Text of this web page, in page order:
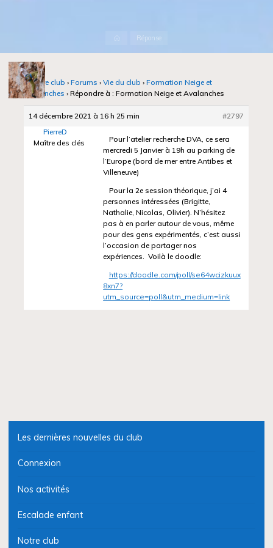
AccueilRéponse
Notre club › Forums › Vie du club › Formation Neige et
Avalanches › Répondre à : Formation Neige et Avalanches
14 décembre 2021 à 16 h 25 min
#2797
PierreD
Maître des clés
Pour l’atelier recherche DVA, ce sera
mercredi 5 Janvier à 19h au parking de
l’Europe (bord de mer entre Antibes et
Villeneuve)
Pour la 2e session théorique, j’ai 4
personnes intéressées (Brigitte,
Nathalie, Nicolas, Olivier). N’hésitez
pas à en parler autour de vous, même
pour des gens expérimentés, c’est aussi
l’occasion de partager nos
expériences. Voilà le doodle:
https://doodle.com/poll/se64wcizkuux
8xn7?
utm_source=poll&utm_medium=link
Les dernières nouvelles du club
Connexion
Nos activités
Escalade enfant
Notre club